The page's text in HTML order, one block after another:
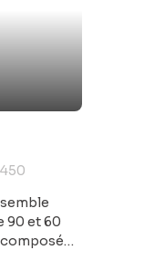
90 et 60
composé